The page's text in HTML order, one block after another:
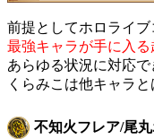
前提としてホロライブ
最強キャラが手に入
あらゆる状況に対応
くらみこは他キャラ
不知火フレア/尾